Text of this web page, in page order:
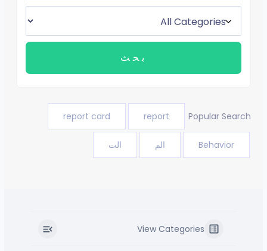
Popular Search
report
report card
Behavior الم الت
View Categories